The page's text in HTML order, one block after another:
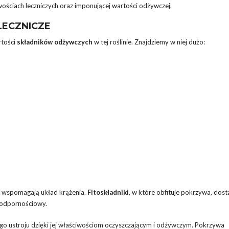
leczniczych oraz imponującej wartości odżywczej.
składników odżywczych w tej roślinie. Znajdziemy w niej dużo:
układ krążenia. Fitoskładniki, w które obfituje pokrzywa,
ustroju dzięki jej właściwościom oczyszczającym i odżywczym. Pokrzywa